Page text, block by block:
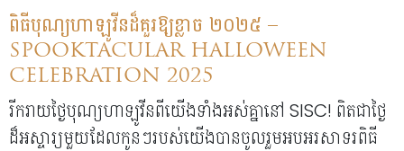
ពិធីបុណ្យហាឡូវីនដ៏គួរឱ្យខ្លាច ២០២៥ –
SPOOKTACULAR HALLOWEEN
CELEBRATION 2025
រីករាយថ្ងៃបុណ្យហាឡូវីនពីយើងទាំងអស់គ្នានៅ SISC! ពិតជាថ្ងៃ
ដ៏អស្ចារ្យមួយដែលកូនៗរបស់យើងបានចូលរួមអបអរសាទរពិធី